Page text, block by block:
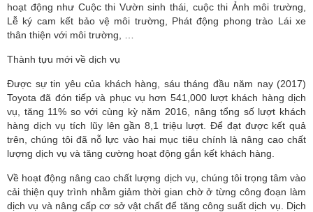
hoạt động như Cuộc thi Vườn sinh thái, cuộc thi Ảnh môi trường,
Lễ ký cam kết bảo vệ môi trường, Phát động phong trào Lái xe
thân thiện với môi trường, …
Thành tựu mới về dịch vụ
Được sự tin yêu của khách hàng, sáu tháng đầu năm nay (2017)
Toyota đã đón tiếp và phục vụ hơn 541,000 lượt khách hàng dịch
vụ, tăng 11% so với cùng kỳ năm 2016, nâng tổng số lượt khách
hàng dịch vụ tích lũy lên gần 8,1 triệu lượt. Để đạt được kết quả
trên, chúng tôi đã nỗ lực vào hai mục tiêu chính là nâng cao chất
lượng dịch vụ và tăng cường hoạt động gắn kết khách hàng.
Về hoạt động nâng cao chất lượng dịch vụ, chúng tôi trọng tâm vào
cải thiện quy trình nhằm giảm thời gian chờ ở từng công đoạn làm
dịch vụ và nâng cấp cơ sở vật chất để tăng công suất dịch vụ. Dịch